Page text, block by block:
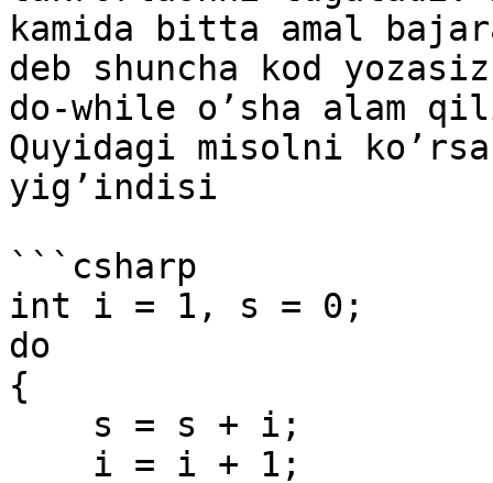
kamida bitta amal
deb shuncha kod
do-while o’sha alam
Quyidagi misolni
yig’indisi
```csharp
int i = 1, s = 0;
do
{